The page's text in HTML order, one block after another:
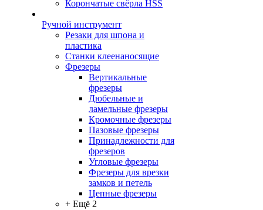
Корончатые свёрла HSS
Ручной инструмент
Резаки для шпона и
пластика
Станки клеенаносящие
Фрезеры
Вертикальные
фрезеры
Дюбельные и
ламельные фрезеры
Кромочные фрезеры
Пазовые фрезеры
Принадлежности для
фрезеров
Угловые фрезеры
Фрезеры для врезки
замков и петель
Цепные фрезеры
+ Ещё 2